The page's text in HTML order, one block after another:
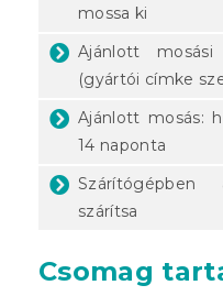
mossa ki
Ajánlott
(gyártói címke
Ajánlott mosás:
14 naponta
Szárítógépben
szárítsa
Csomag